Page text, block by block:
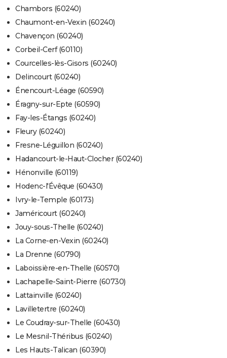
Chambors (60240)
Chaumont-en-Vexin (60240)
Chavençon (60240)
Corbeil-Cerf (60110)
Courcelles-lès-Gisors (60240)
Delincourt (60240)
Énencourt-Léage (60590)
Éragny-sur-Epte (60590)
Fay-les-Étangs (60240)
Fleury (60240)
Fresne-Léguillon (60240)
Hadancourt-le-Haut-Clocher (60240)
Hénonville (60119)
Hodenc-l'Évêque (60430)
Ivry-le-Temple (60173)
Jaméricourt (60240)
Jouy-sous-Thelle (60240)
La Corne-en-Vexin (60240)
La Drenne (60790)
Laboissière-en-Thelle (60570)
Lachapelle-Saint-Pierre (60730)
Lattainville (60240)
Lavilletertre (60240)
Le Coudray-sur-Thelle (60430)
Le Mesnil-Théribus (60240)
Les Hauts-Talican (60390)